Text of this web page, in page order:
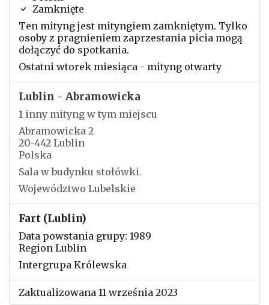
Zamknięte
Ten mityng jest mityngiem zamkniętym. Tylko
osoby z pragnieniem zaprzestania picia mogą
dołączyć do spotkania.
Ostatni wtorek miesiąca - mityng otwarty
Lublin - Abramowicka
1 inny mityng w tym miejscu
Abramowicka 2
20-442 Lublin
Polska
Sala w budynku stołówki.
Województwo Lubelskie
Fart (Lublin)
Data powstania grupy: 1989
Region Lublin
Intergrupa Królewska
Zaktualizowana 11 września 2023